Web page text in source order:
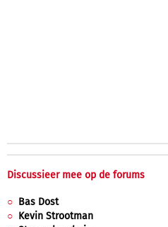
Discussieer mee op de forums
Bas Dost
Kevin Strootman